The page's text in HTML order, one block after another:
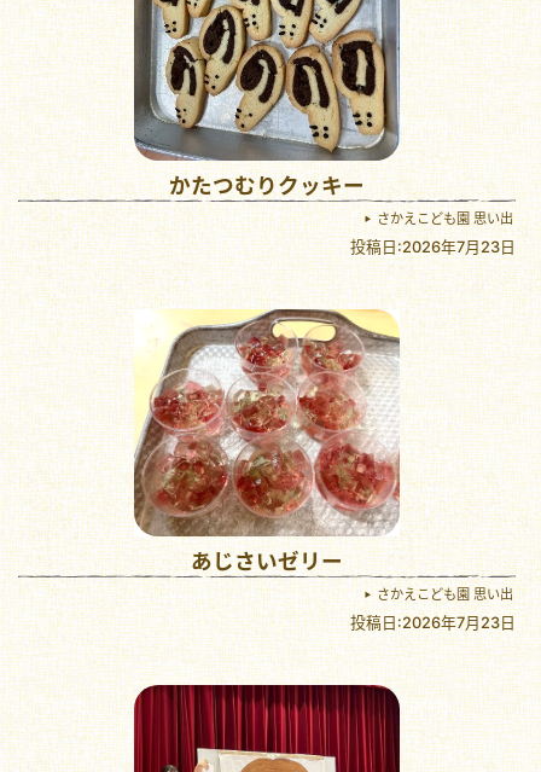
かたつむりクッキー
さかえこども園 思い出
投稿日:2026年7月23日
あじさいゼリー
さかえこども園 思い出
投稿日:2026年7月23日